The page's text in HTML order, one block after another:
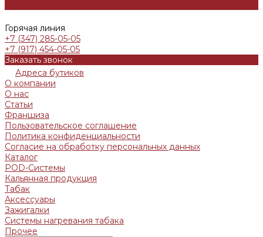
Горячая линия
+7 (347) 285-05-05
+7 (917) 454-05-05
Заказать звонок
Адреса бутиков
О компании
О нас
Статьи
Франшиза
Пользовательское соглашение
Политика конфиденциальности
Согласие на обработку персональных данных
Каталог
POD-Системы
Кальянная продукция
Табак
Аксессуары
Зажигалки
Системы нагревания табака
Прочее